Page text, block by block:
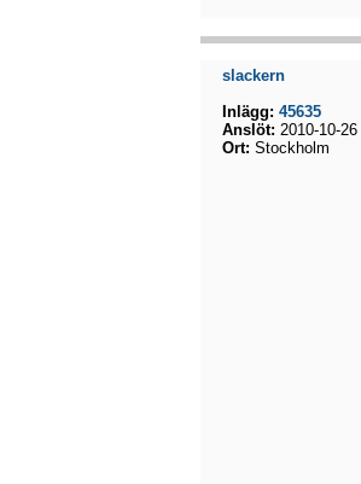
slackern
Inlägg: 45635
Anslöt: 2010-10-26
Ort: Stockholm